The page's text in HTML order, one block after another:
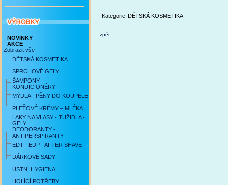
NOVINKY
AKCE
Zobrazit vše
DĚTSKÁ KOSMETIKA
SPRCHOVÉ GELY
ŠAMPONY –
KONDICIONÉRY
MÝDLA - PĚNY DO KOUPELE
PLEŤOVÉ KRÉMY – MLÉKA
LAKY NA VLASY - TUŽIDLA -
GELY
DEODORANTY -
ANTIPERSPIRANTY
EDT - EDP - AFTER SHAVE
DÁRKOVÉ SADY
ÚSTNÍ HYGIENA
HOLÍCÍ POTŘEBY
Kategorie: DĚTSKÁ KOSMETIKA
zpět ...